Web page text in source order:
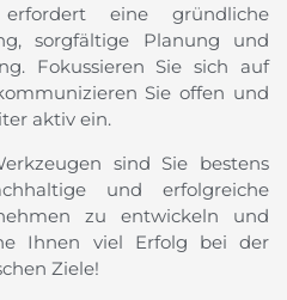
erfordert eine gründliche
sorgfältige Planung und
Fokussieren Sie sich auf
Sie offen und
aktiv ein.
sind Sie bestens
und erfolgreiche
zu entwickeln und
Ihnen viel Erfolg bei der
Ziele!